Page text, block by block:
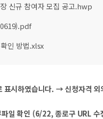
신규 참여자 모집 공고.hwp
인 방법.xlsx
시하였습니다. → 신청자격 외
일 확인 (6/22, 종로구 URL 수